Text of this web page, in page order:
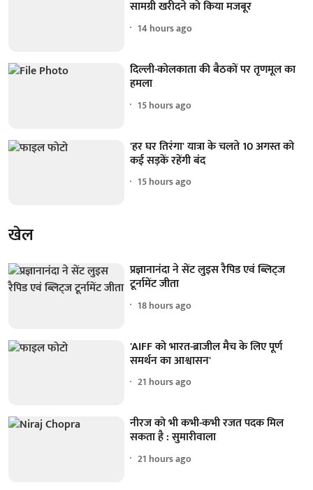
सामग्री खरीदने को किया मजबूर
14 hours ago
दिल्ली-कोलकाता की बैठकों पर तृणमूल का
हमला
15 hours ago
'हर घर तिरंगा' यात्रा के चलते 10 अगस्त को
कई सड़कें रहेंगी बंद
15 hours ago
खेल
प्रज्ञानानंदा ने सेंट लुइस रैपिड एवं ब्लिट्ज
टूर्नामेंट जीता
18 hours ago
'AIFF को भारत-ब्राजील मैच के लिए पूर्ण
समर्थन का आश्वासन'
21 hours ago
नीरज को भी कभी-कभी रजत पदक मिल
सकता है : सुमारीवाला
21 hours ago